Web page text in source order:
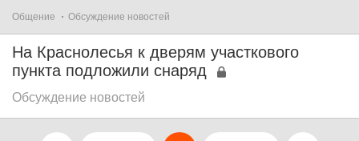
Общение Обсуждение новостей
На Краснолесья к дверям участкового
пункта подложили снаряд
Обсуждение новостей